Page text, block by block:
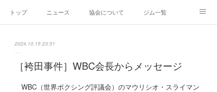
トップ ニュース 協会について ジム一覧
2024.10.15 23:51
［袴田事件］WBC会長からメッセージ
WBC（世界ボクシング評議会）のマウリシオ・スライマン